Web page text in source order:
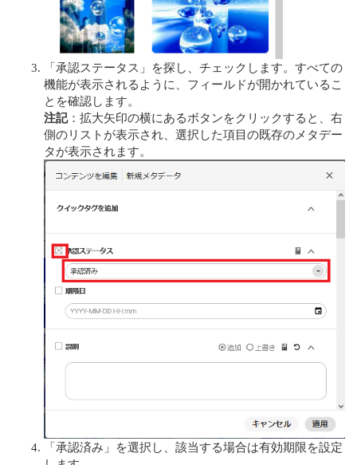
「承認ステータス」を探し、チェックします。すべての
機能が表示されるように、フィールドが開かれているこ
とを確認します。
注記：拡大矢印の横にあるボタンをクリックすると、右
側のリストが表示され、選択した項目の既存のメタデー
タが表示されます。
「承認済み」を選択し、該当する場合は有効期限を設定